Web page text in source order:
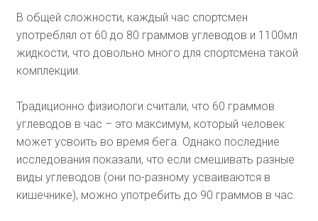
В общей сложности, каждый час спортсмен
употреблял от 60 до 80 граммов углеводов и 1100мл
жидкости, что довольно много для спортсмена такой
комплекции.
Традиционно физиологи считали, что 60 граммов
углеводов в час – это максимум, который человек
может усвоить во время бега. Однако последние
исследования показали, что если смешивать разные
виды углеводов (они по-разному усваиваются в
кишечнике), можно употребить до 90 граммов в час.